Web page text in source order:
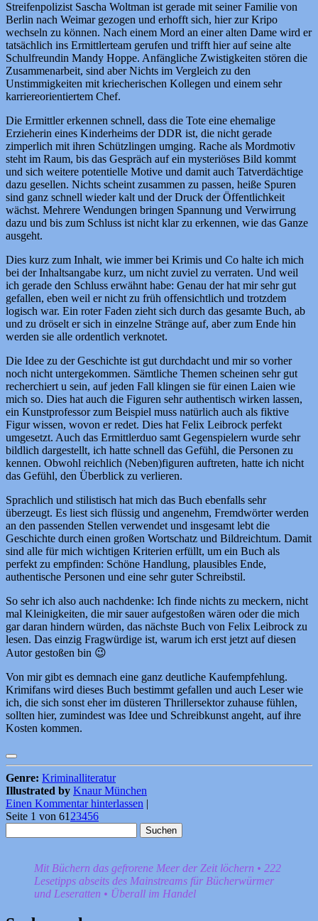
Streifenpolizist Sascha Woltman ist gerade mit seiner Familie von
Berlin nach Weimar gezogen und erhofft sich, hier zur Kripo
wechseln zu können. Nach einem Mord an einer alten Dame wird er
tatsächlich ins Ermittlerteam gerufen und trifft hier auf seine alte
Schulfreundin Mandy Hoppe. Anfängliche Zwistigkeiten stören die
Zusammenarbeit, sind aber Nichts im Vergleich zu den
Unstimmigkeiten mit kriecherischen Kollegen und einem sehr
karriereorientiertem Chef.
Die Ermittler erkennen schnell, dass die Tote eine ehemalige
Erzieherin eines Kinderheims der DDR ist, die nicht gerade
zimperlich mit ihren Schützlingen umging. Rache als Mordmotiv
steht im Raum, bis das Gespräch auf ein mysteriöses Bild kommt
und sich weitere potentielle Motive und damit auch Tatverdächtige
dazu gesellen. Nichts scheint zusammen zu passen, heiße Spuren
sind ganz schnell wieder kalt und der Druck der Öffentlichkeit
wächst. Mehrere Wendungen bringen Spannung und Verwirrung
dazu und bis zum Schluss ist nicht klar zu erkennen, wie das Ganze
ausgeht.
Dies kurz zum Inhalt, wie immer bei Krimis und Co halte ich mich
bei der Inhaltsangabe kurz, um nicht zuviel zu verraten. Und weil
ich gerade den Schluss erwähnt habe: Genau der hat mir sehr gut
gefallen, eben weil er nicht zu früh offensichtlich und trotzdem
logisch war. Ein roter Faden zieht sich durch das gesamte Buch, ab
und zu dröselt er sich in einzelne Stränge auf, aber zum Ende hin
werden sie alle ordentlich verknotet.
Die Idee zu der Geschichte ist gut durchdacht und mir so vorher
noch nicht untergekommen. Sämtliche Themen scheinen sehr gut
recherchiert u sein, auf jeden Fall klingen sie für einen Laien wie
mich so. Dies hat auch die Figuren sehr authentisch wirken lassen,
ein Kunstprofessor zum Beispiel muss natürlich auch als fiktive
Figur wissen, wovon er redet. Dies hat Felix Leibrock perfekt
umgesetzt. Auch das Ermittlerduo samt Gegenspielern wurde sehr
bildlich dargestellt, ich hatte schnell das Gefühl, die Personen zu
kennen. Obwohl reichlich (Neben)figuren auftreten, hatte ich nicht
das Gefühl, den Überblick zu verlieren.
Sprachlich und stilistisch hat mich das Buch ebenfalls sehr
überzeugt. Es liest sich flüssig und angenehm, Fremdwörter werden
an den passenden Stellen verwendet und insgesamt lebt die
Geschichte durch einen großen Wortschatz und Bildreichtum. Damit
sind alle für mich wichtigen Kriterien erfüllt, um ein Buch als
perfekt zu empfinden: Schöne Handlung, plausibles Ende,
authentische Personen und eine sehr guter Schreibstil.
So sehr ich also auch nachdenke: Ich finde nichts zu meckern, nicht
mal Kleinigkeiten, die mir sauer aufgestoßen wären oder die mich
gar daran hindern würden, das nächste Buch von Felix Leibrock zu
lesen. Das einzig Fragwürdige ist, warum ich erst jetzt auf diesen
Autor gestoßen bin 😉
Von mir gibt es demnach eine ganz deutliche Kaufempfehlung.
Krimifans wird dieses Buch bestimmt gefallen und auch Leser wie
ich, die sich sonst eher im düsteren Thrillersektor zuhause fühlen,
sollten hier, zumindest was Idee und Schreibkunst angeht, auf ihre
Kosten kommen.
Genre: Kriminalliteratur
Illustrated by Knaur München
Einen Kommentar hinterlassen |
Seite 1 von 61 23456
nach:
Mit Büchern das gefrorene Meer der Zeit löchern • 222
Lesetipps abseits des Mainstreams für Bücherwürmer
und Leseratten • Überall im Handel